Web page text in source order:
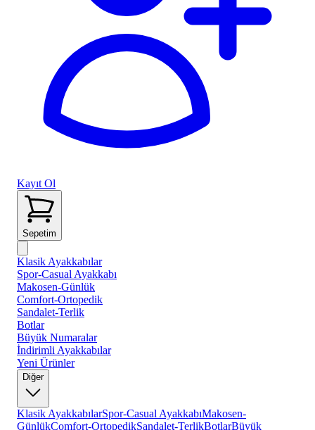
Kayıt Ol
Sepetim
Klasik Ayakkabılar
Spor-Casual Ayakkabı
Makosen-Günlük
Comfort-Ortopedik
Sandalet-Terlik
Botlar
Büyük Numaralar
İndirimli Ayakkabılar
Yeni Ürünler
Diğer
Klasik AyakkabılarSpor-Casual AyakkabıMakosen-
GünlükComfort-OrtopedikSandalet-TerlikBotlarBüyük